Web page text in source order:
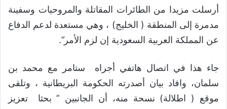
أرسلت مزيدا من الطائرات المقاتلة والمروحيات وسفينة
مدمرة إلى المنطقة ( الخليج) ، وهي مستعدة لدعم الدفاع
عن المملكة العربية السعودية إن لزم الأمر”.
جاء هذا في اتصال هاتفي أجراه ستامر مع محمد بن
سلمان، وافاد بيان أصدرته الحكومة البريطانية ، وتلقى
موقع ( اطلالة) نسحة منه، أن الجانبين ” بحثا تعزيز